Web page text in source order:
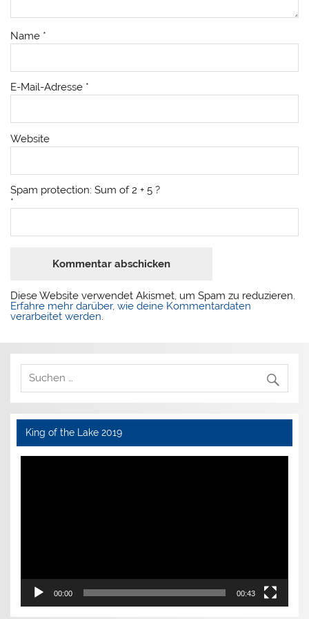
Name *
E-Mail-Adresse *
Website
Spam protection: Sum of 2 + 5 ?
*
Diese Website verwendet Akismet, um Spam zu reduzieren.
Erfahre mehr darüber, wie deine Kommentardaten
verarbeitet werden.
King of the Lake 2019
Video-
00:00 00:43